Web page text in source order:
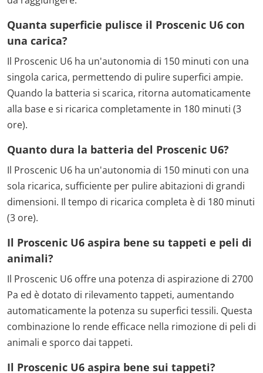
Quanta superficie pulisce il Proscenic U6 con
una carica?
Il Proscenic U6 ha un'autonomia di 150 minuti con una
singola carica, permettendo di pulire superfici ampie.
Quando la batteria si scarica, ritorna automaticamente
alla base e si ricarica completamente in 180 minuti (3
ore).
Quanto dura la batteria del Proscenic U6?
Il Proscenic U6 ha un'autonomia di 150 minuti con una
sola ricarica, sufficiente per pulire abitazioni di grandi
dimensioni. Il tempo di ricarica completa è di 180 minuti
(3 ore).
Il Proscenic U6 aspira bene su tappeti e peli di
animali?
Il Proscenic U6 offre una potenza di aspirazione di 2700
Pa ed è dotato di rilevamento tappeti, aumentando
automaticamente la potenza su superfici tessili. Questa
combinazione lo rende efficace nella rimozione di peli di
animali e sporco dai tappeti.
Il Proscenic U6 aspira bene sui tappeti?